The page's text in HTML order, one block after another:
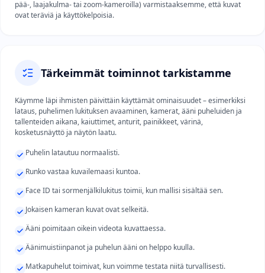
pää-, laajakulma- tai zoom-kameroilla) varmistaaksemme, että kuvat
ovat teräviä ja käyttökelpoisia.
Tärkeimmät toiminnot tarkistamme
Käymme läpi ihmisten päivittäin käyttämät ominaisuudet – esimerkiksi
lataus, puhelimen lukituksen avaaminen, kamerat, ääni puheluiden ja
tallenteiden aikana, kaiuttimet, anturit, painikkeet, värinä,
kosketusnäyttö ja näytön laatu.
Puhelin latautuu normaalisti.
Runko vastaa kuvailemaasi kuntoa.
Face ID tai sormenjälkilukitus toimii, kun mallisi sisältää sen.
Jokaisen kameran kuvat ovat selkeitä.
Ääni poimitaan oikein videota kuvattaessa.
Äänimuistiinpanot ja puhelun ääni on helppo kuulla.
Matkapuhelut toimivat, kun voimme testata niitä turvallisesti.